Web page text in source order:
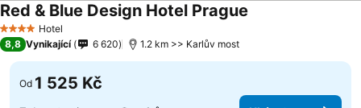
4 Počet hvězdiček
Hotel
Red & Blue Design Hotel Prague
8,8 Vynikající 6 620 1.2 km >> Karlův most
Od 1 525 Kč